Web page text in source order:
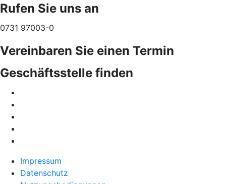
Rufen Sie uns an
0731 97003-0
Vereinbaren Sie einen Termin
Geschäftsstelle finden
Impressum
Datenschutz